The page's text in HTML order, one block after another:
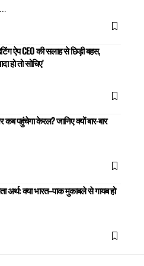
…
ऐप CEO की सलाह से छिड़ी बहस,
हो तो सोचिए’
पहुंचेगा केरल? जानिए क्यों बार-बार
अर्थ: क्या भारत–पाक मुकाबले से गायब हो